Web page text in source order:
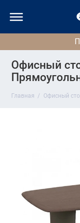
Офисный
Главная Офисный